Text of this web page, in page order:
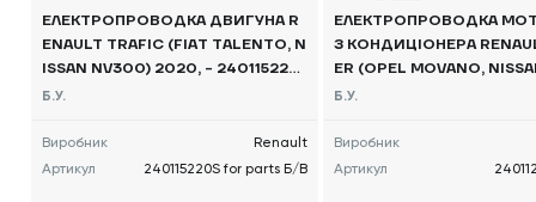
ЕЛЕКТРОПРОВОДКА ДВИГУНА R
ENAULT TRAFIC (FIAT TALENTO, N
ISSAN NV300) 2020, - 240115220
S FOR PARTS Б/В
Б.У.
Виробник
Renault
Артикул
240115220S for parts Б/В
ЕЛЕКТРОПРОВОДКА
З КОНДИЦІОНЕРА
ER (OPEL MOVANO,
0) 2010 -, 240112524R Б/В
Б.У.
Виробник
Артикул